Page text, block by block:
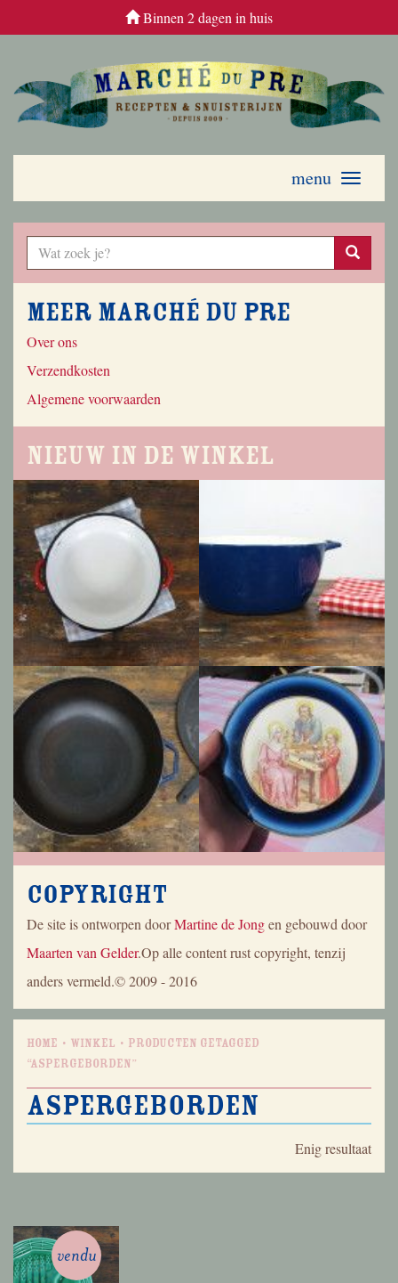
Binnen 2 dagen in huis
Toggle
menu
Meer Marché du Pre
Over ons
Verzendkosten
Algemene voorwaarden
Nieuw in de winkel
Copyright
De site is ontworpen doorMartine de Jongen gebouwd door
Maarten van Gelder.Op alle content rust copyright, tenzij
anders vermeld.© 2009 - 2016
Home Winkel
Producten getagged
“aspergeborden”
aspergeborden
Enig resultaat
vendu